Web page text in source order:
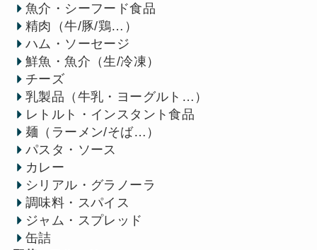
魚介・シーフード食品
精肉（牛/豚/鶏…）
ハム・ソーセージ
鮮魚・魚介（生/冷凍）
チーズ
乳製品（牛乳・ヨーグルト…）
レトルト・インスタント食品
麺（ラーメン/そば…）
パスタ・ソース
カレー
シリアル・グラノーラ
調味料・スパイス
ジャム・スプレッド
缶詰